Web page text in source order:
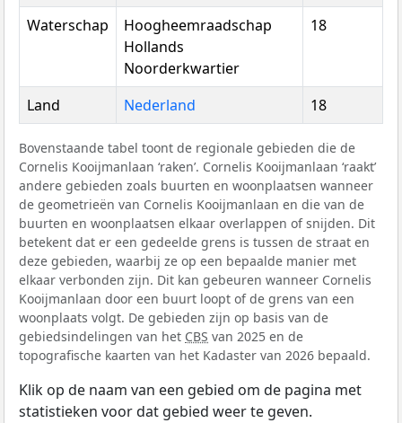
Waterschap
Hoogheemraadschap
Hollands
Noorderkwartier
18
Land Nederland 18
Bovenstaande tabel toont de regionale gebieden die de
Cornelis Kooijmanlaan ‘raken’. Cornelis Kooijmanlaan ‘raakt’
andere gebieden zoals buurten en woonplaatsen wanneer
de geometrieën van Cornelis Kooijmanlaan en die van de
buurten en woonplaatsen elkaar overlappen of snijden. Dit
betekent dat er een gedeelde grens is tussen de straat en
deze gebieden, waarbij ze op een bepaalde manier met
elkaar verbonden zijn. Dit kan gebeuren wanneer Cornelis
Kooijmanlaan door een buurt loopt of de grens van een
woonplaats volgt. De gebieden zijn op basis van de
gebiedsindelingen van het CBS van 2025 en de
topografische kaarten van het Kadaster van 2026 bepaald.
Klik op de naam van een gebied om de pagina met
statistieken voor dat gebied weer te geven.